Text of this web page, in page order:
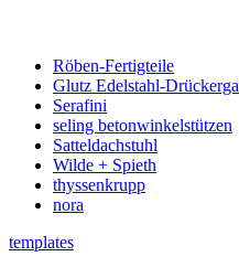
Röben-Fertigteile
Glutz Edelstahl-
Serafini
seling betonwinkelstützen
Satteldachstuhl
Wilde + Spieth
thyssenkrupp
nora
templates